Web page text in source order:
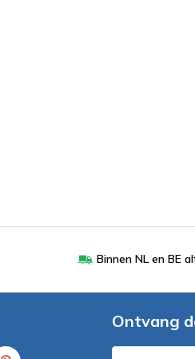
Binnen NL en BE
Ontvang